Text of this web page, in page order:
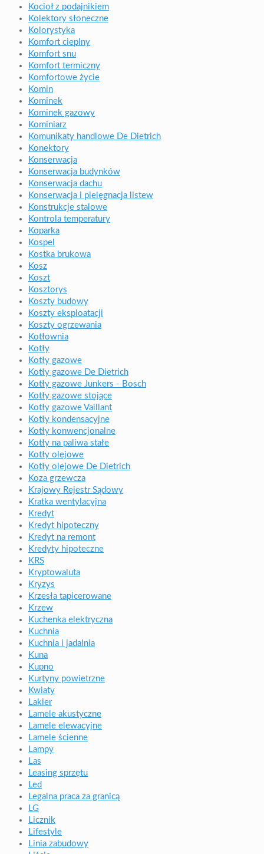
Kocioł z podajnikiem
Kolektory słoneczne
Kolorystyka
Komfort cieplny
Komfort snu
Komfort termiczny
Komfortowe życie
Komin
Kominek
Kominek gazowy
Kominiarz
Komunikaty handlowe De Dietrich
Konektory
Konserwacja
Konserwacja budynków
Konserwacja dachu
Konserwacja i pielęgnacja listew
Konstrukcje stalowe
Kontrola temperatury
Koparka
Kospel
Kostka brukowa
Kosz
Koszt
Kosztorys
Koszty budowy
Koszty eksploatacji
Koszty ogrzewania
Kotłownia
Kotły
Kotły gazowe
Kotły gazowe De Dietrich
Kotły gazowe Junkers - Bosch
Kotły gazowe stojące
Kotły gazowe Vaillant
Kotły kondensacyjne
Kotły konwencjonalne
Kotły na paliwa stałe
Kotły olejowe
Kotły olejowe De Dietrich
Koza grzewcza
Krajowy Rejestr Sądowy
Kratka wentylacyjna
Kredyt
Kredyt hipoteczny
Kredyt na remont
Kredyty hipoteczne
KRS
Kryptowaluta
Kryzys
Krzesła tapicerowane
Krzew
Kuchenka elektryczna
Kuchnia
Kuchnia i jadalnia
Kuna
Kupno
Kurtyny powietrzne
Kwiaty
Lakier
Lamele akustyczne
Lamele elewacyjne
Lamele ścienne
Lampy
Las
Leasing sprzętu
Led
Legalna praca za granicą
LG
Licznik
Lifestyle
Linia zabudowy